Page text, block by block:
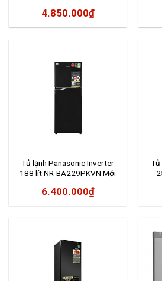
4.850.000₫
Tủ lạnh Panasonic Inverter
188 lít NR-BA229PKVN Mới
6.400.000₫
Tủ